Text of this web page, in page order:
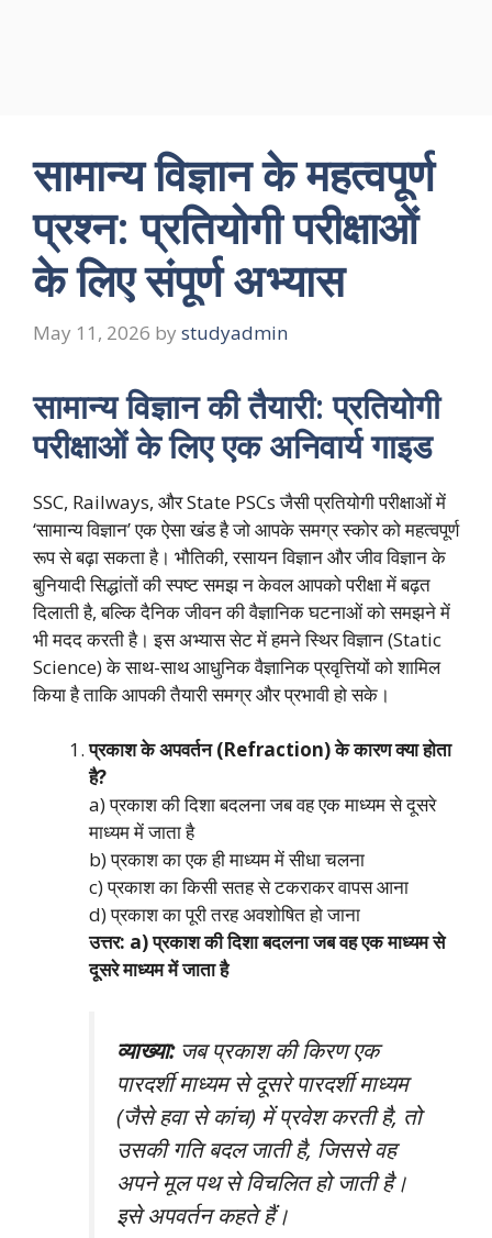
सामान्य विज्ञान के महत्वपूर्ण
प्रश्न: प्रतियोगी परीक्षाओं
के लिए संपूर्ण अभ्यास
May 11, 2026 by studyadmin
सामान्य विज्ञान की तैयारी: प्रतियोगी
परीक्षाओं के लिए एक अनिवार्य गाइड
SSC, Railways, और State PSCs जैसी प्रतियोगी परीक्षाओं में
‘सामान्य विज्ञान’ एक ऐसा खंड है जो आपके समग्र स्कोर को महत्वपूर्ण
रूप से बढ़ा सकता है। भौतिकी, रसायन विज्ञान और जीव विज्ञान के
बुनियादी सिद्धांतों की स्पष्ट समझ न केवल आपको परीक्षा में बढ़त
दिलाती है, बल्कि दैनिक जीवन की वैज्ञानिक घटनाओं को समझने में
भी मदद करती है। इस अभ्यास सेट में हमने स्थिर विज्ञान (Static
Science) के साथ-साथ आधुनिक वैज्ञानिक प्रवृत्तियों को शामिल
किया है ताकि आपकी तैयारी समग्र और प्रभावी हो सके।
प्रकाश के अपवर्तन (Refraction) के कारण क्या होता
है?
a) प्रकाश की दिशा बदलना जब वह एक माध्यम से दूसरे
माध्यम में जाता है
b) प्रकाश का एक ही माध्यम में सीधा चलना
c) प्रकाश का किसी सतह से टकराकर वापस आना
d) प्रकाश का पूरी तरह अवशोषित हो जाना
उत्तर: a) प्रकाश की दिशा बदलना जब वह एक माध्यम से
दूसरे माध्यम में जाता है
व्याख्या:जब प्रकाश की किरण एक
पारदर्शी माध्यम से दूसरे पारदर्शी माध्यम
(जैसे हवा से कांच) में प्रवेश करती है, तो
उसकी गति बदल जाती है, जिससे वह
अपने मूल पथ से विचलित हो जाती है।
इसे अपवर्तन कहते हैं।